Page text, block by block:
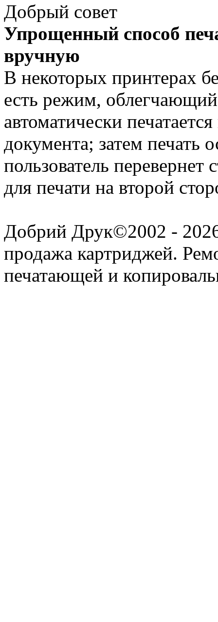
Добрый совет
Упрощенный способ
вручную
В некоторых принтерах
есть режим,
автоматически
документа; затем печать
пользователь перевернет
для печати на второй
Добрий Друк©2002 - 2026
продажа картриджей.
печатающей и